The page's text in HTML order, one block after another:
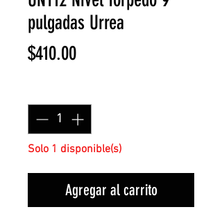
pulgadas Urrea
$410.00Precio
Solo 1 disponible(s)
Agregar al carrito